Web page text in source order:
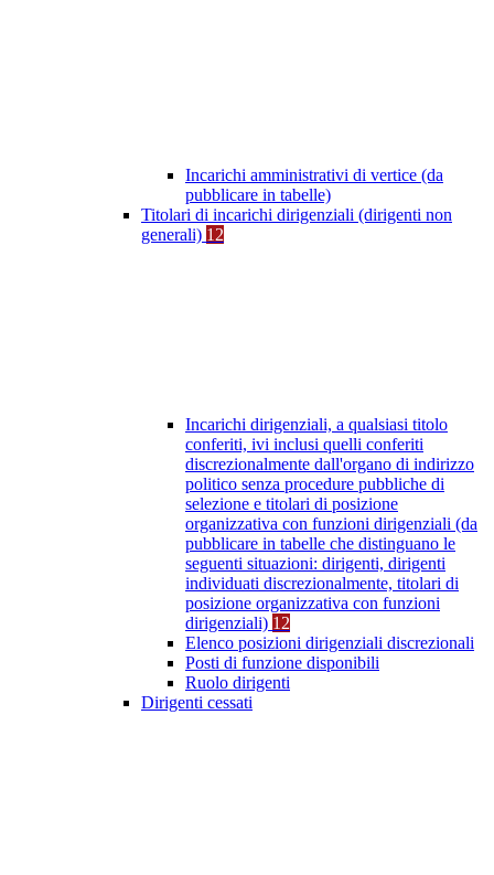
Incarichi amministrativi di vertice (da
pubblicare in tabelle)
Titolari di incarichi dirigenziali (dirigenti non
generali) 12
Incarichi dirigenziali, a qualsiasi titolo
conferiti, ivi inclusi quelli conferiti
discrezionalmente dall'organo di indirizzo
politico senza procedure pubbliche di
selezione e titolari di posizione
organizzativa con funzioni dirigenziali (da
pubblicare in tabelle che distinguano le
seguenti situazioni: dirigenti, dirigenti
individuati discrezionalmente, titolari di
posizione organizzativa con funzioni
dirigenziali) 12
Elenco posizioni dirigenziali discrezionali
Posti di funzione disponibili
Ruolo dirigenti
Dirigenti cessati